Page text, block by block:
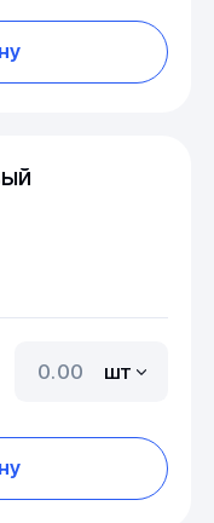
шт